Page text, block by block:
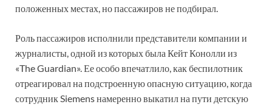
положенных местах, но пассажиров не подбирал.
Роль пассажиров исполнили представители компании и
журналисты, одной из которых была Кейт Конолли из
«The Guardian». Ее особо впечатлило, как беспилотник
отреагировал на подстроенную опасную ситуацию, когда
сотрудник Siemens намеренно выкатил на пути детскую